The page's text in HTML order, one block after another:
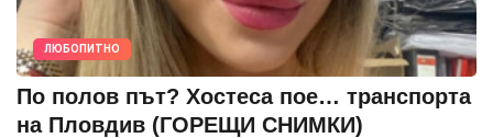
ЛЮБОПИТНО
По полов път? Хостеса пое… транспорта
на Пловдив (ГОРЕЩИ СНИМКИ)